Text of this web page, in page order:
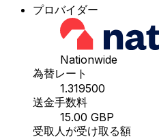
プロバイダー
Nationwide
為替レート
1.319500
送金手数料
15.00 GBP
受取人が受け取る額